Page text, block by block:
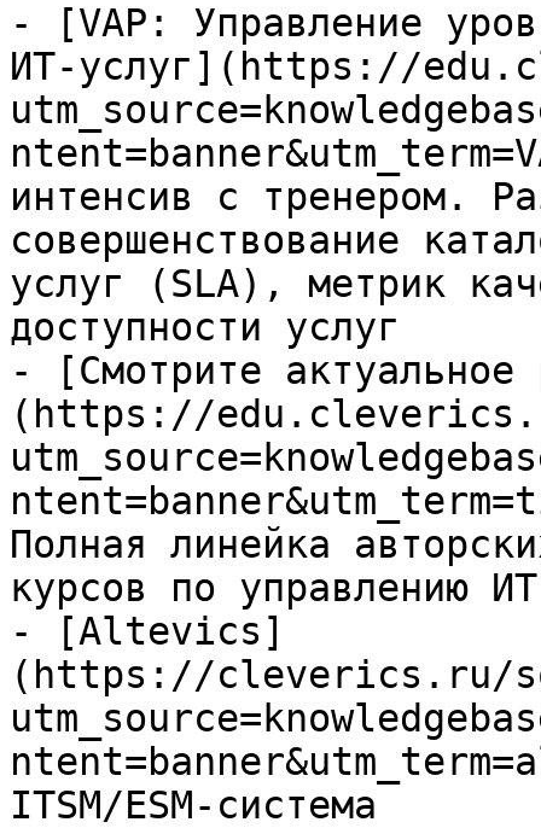
- [VAP: Управление
ИТ-услуг](https://
интенсив с тренером.
совершенствование
услуг (SLA), метрик
доступности услуг
- [Смотрите актуальное
(https://
Полная линейка
курсов по управлению ИТ
- [Altevics]
(https://cleverics.ru/
ITSM/ESM-система